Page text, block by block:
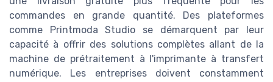
commandes en grande quantité. Des plateformes
comme Printmoda Studio se démarquent par leur
capacité à offrir des solutions complètes allant de la
machine de prétraitement à l'imprimante à transfert
numérique. Les entreprises doivent constamment